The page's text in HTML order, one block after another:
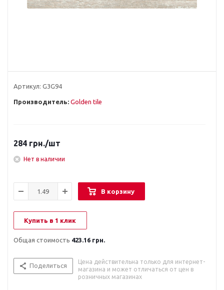
Артикул: G3G94
Производитель: Golden tile
284 грн./шт
Нет в наличии
В корзину
Купить в 1 клик
Общая стоимость 423.16 грн.
Поделиться
Цена действительна только для интернет-
магазина и может отличаться от цен в
розничных магазинах